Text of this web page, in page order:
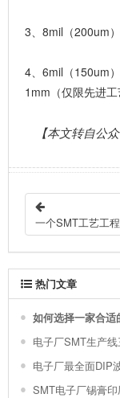
3、8mil（200um
4、6mil（150um
1mm（仅限先进工
【本文转自公
热门文章
如何选择一家合
SMT电子厂锡膏